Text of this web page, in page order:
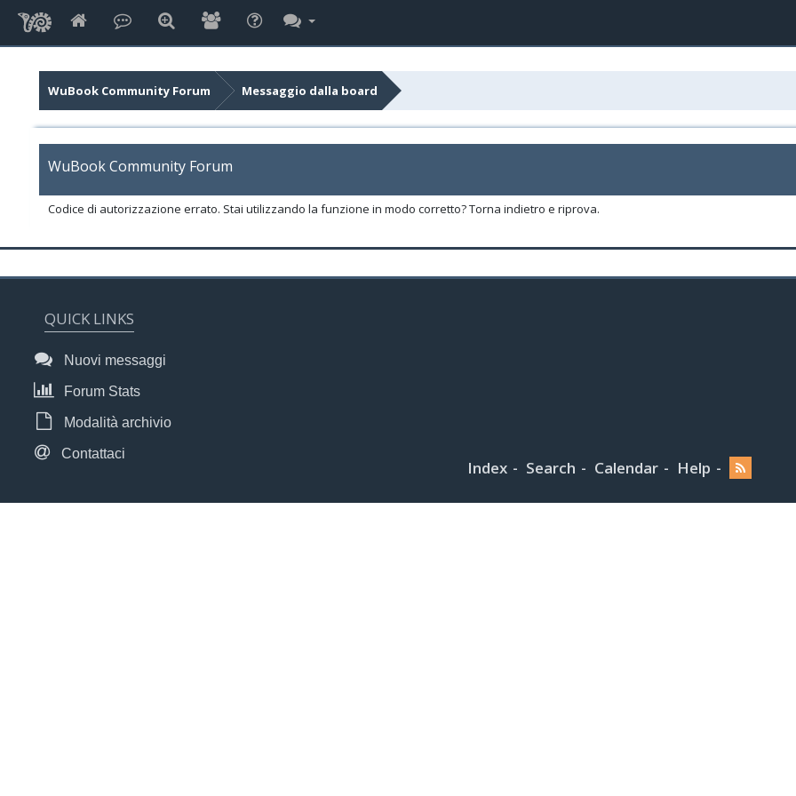
WuBook Community Forum Messaggio dalla board
WuBook Community Forum
Codice di autorizzazione errato. Stai utilizzando la funzione in modo corretto? Torna indietro e riprova.
QUICK LINKS
Nuovi messaggi
Forum Stats
Modalità archivio
Contattaci
Index Search Calendar Help